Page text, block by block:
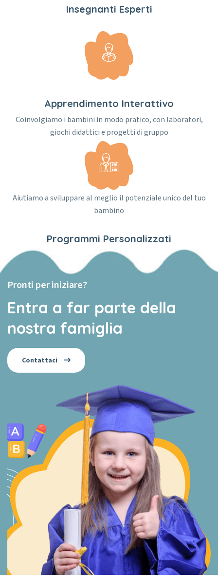
Insegnanti Esperti
Apprendimento Interattivo
Coinvolgiamo i bambini in modo pratico, con laboratori,
giochi didattici e progetti di gruppo
Aiutiamo a sviluppare al meglio il potenziale unico del tuo
bambino
Programmi Personalizzati
Pronti per iniziare?
Entra a far parte della
nostra famiglia
Contattaci